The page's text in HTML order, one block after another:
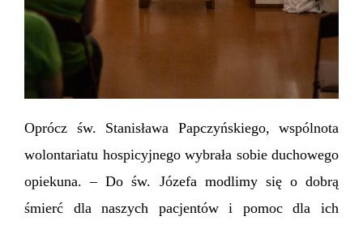
Oprócz św. Stanisława Papczyńskiego, wspólnota
wolontariatu hospicyjnego wybrała sobie duchowego
opiekuna. – Do św. Józefa modlimy się o dobrą
śmierć dla naszych pacjentów i pomoc dla ich